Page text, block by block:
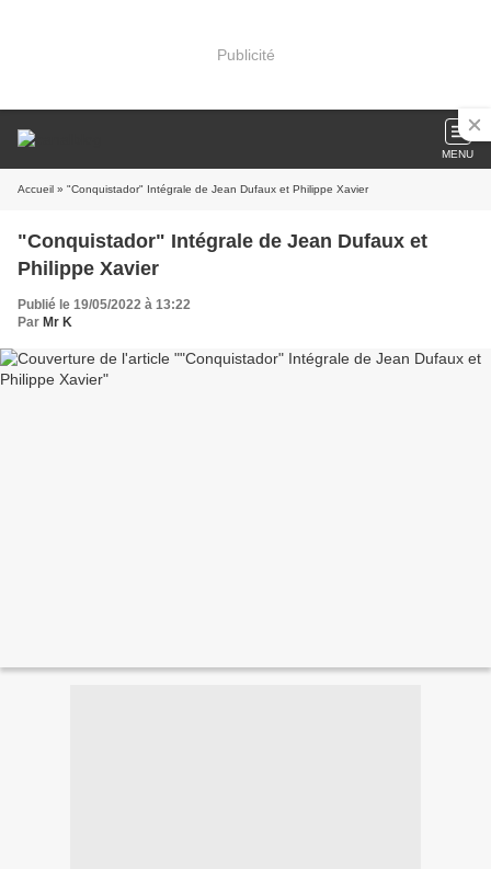
Publicité
MENU
Accueil » "Conquistador" Intégrale de Jean Dufaux et Philippe Xavier
"Conquistador" Intégrale de Jean Dufaux et
Philippe Xavier
Publié le 19/05/2022 à 13:22
Par Mr K